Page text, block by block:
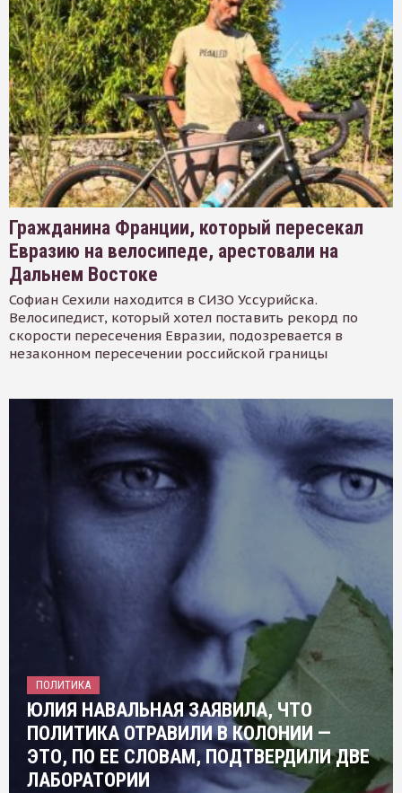
Гражданина Франции, который пересекал
Евразию на велосипеде, арестовали на
Дальнем Востоке
Софиан Сехили находится в СИЗО Уссурийска.
Велосипедист, который хотел поставить рекорд по
скорости пересечения Евразии, подозревается в
незаконном пересечении российской границы
ПОЛИТИКА
ЮЛИЯ НАВАЛЬНАЯ ЗАЯВИЛА, ЧТО
ПОЛИТИКА ОТРАВИЛИ В КОЛОНИИ —
ЭТО, ПО ЕЕ СЛОВАМ, ПОДТВЕРДИЛИ ДВЕ
ЛАБОРАТОРИИ